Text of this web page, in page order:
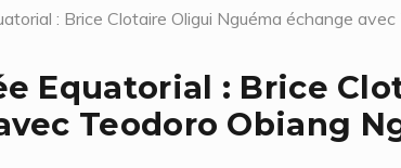
: Brice Clotaire Oligui Nguéma échange
Equatorial : Brice
Teodoro Obiang